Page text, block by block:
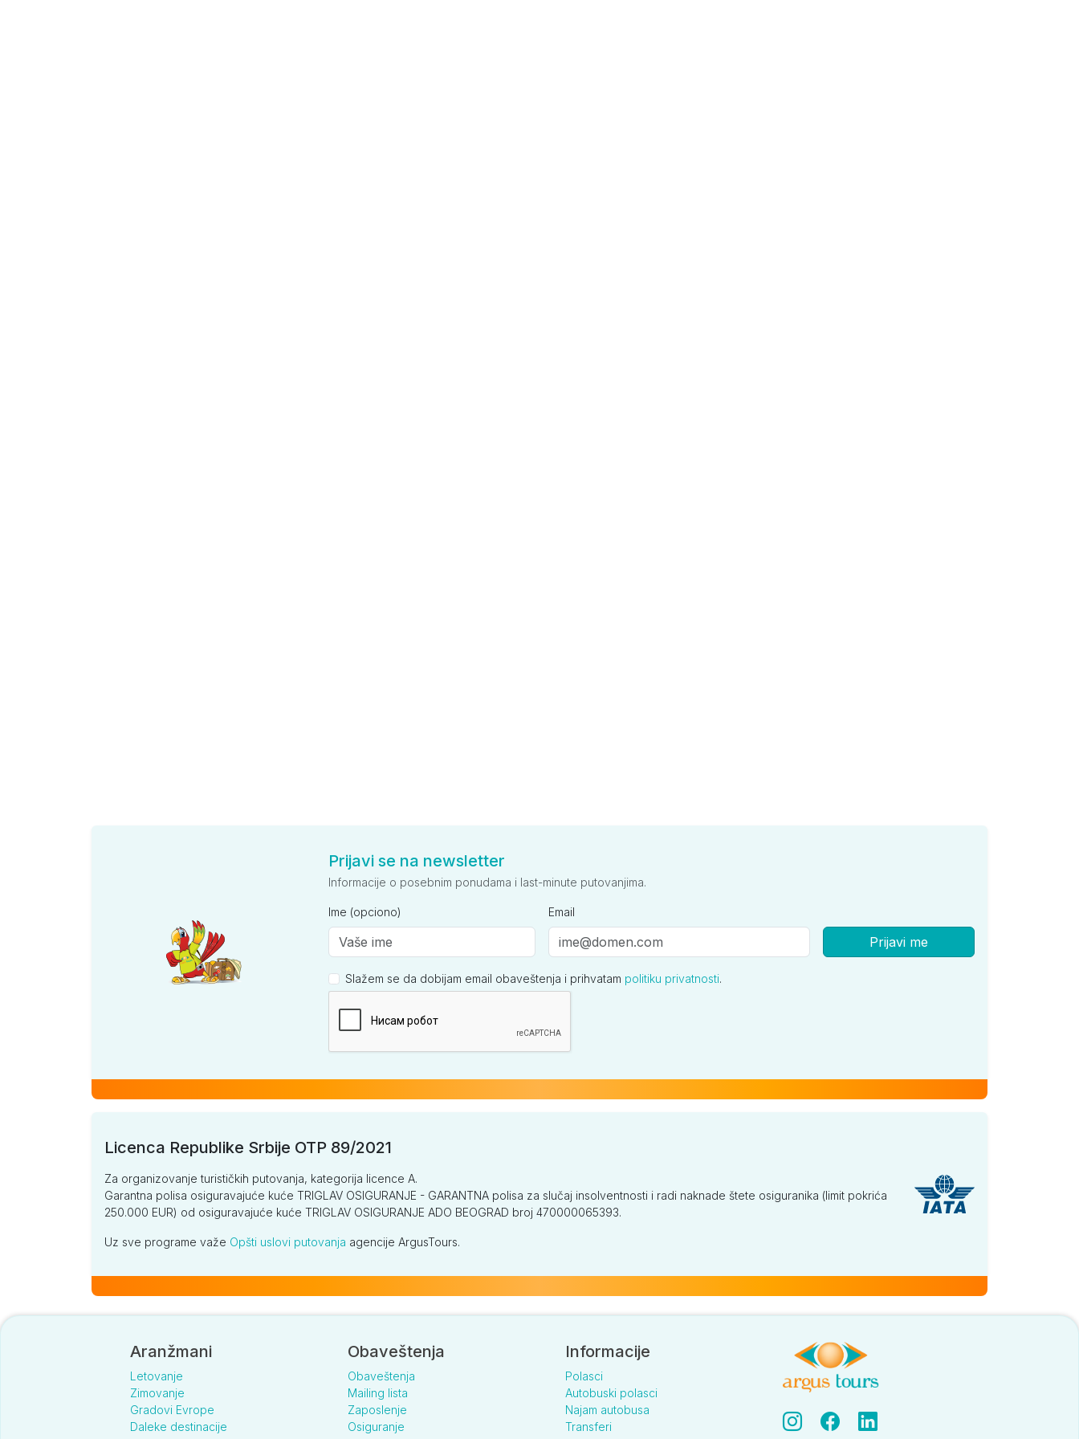
Prijavi se na newsletter
Informacije o posebnim ponudama i last-minute putovanjima.
Ime (opciono) Email
Prijavi me
Slažem se da dobijam email obaveštenja i prihvatam politiku privatnosti.
Licenca Republike Srbije OTP 89/2021
Za organizovanje turističkih putovanja, kategorija licence A.
Garantna polisa osiguravajuće kuće TRIGLAV OSIGURANJE - GARANTNA polisa za slučaj insolventnosti i radi naknade štete osiguranika (limit pokrića
250.000 EUR) od osiguravajuće kuće TRIGLAV OSIGURANJE ADO BEOGRAD broj 470000065393.
Uz sve programe važe Opšti uslovi putovanja agencije ArgusTours.
Aranžmani
Letovanje
Zimovanje
Gradovi Evrope
Daleke destinacije
Obaveštenja
Obaveštenja
Mailing lista
Zaposlenje
Osiguranje
Informacije
Polasci
Autobuski polasci
Najam autobusa
Transferi